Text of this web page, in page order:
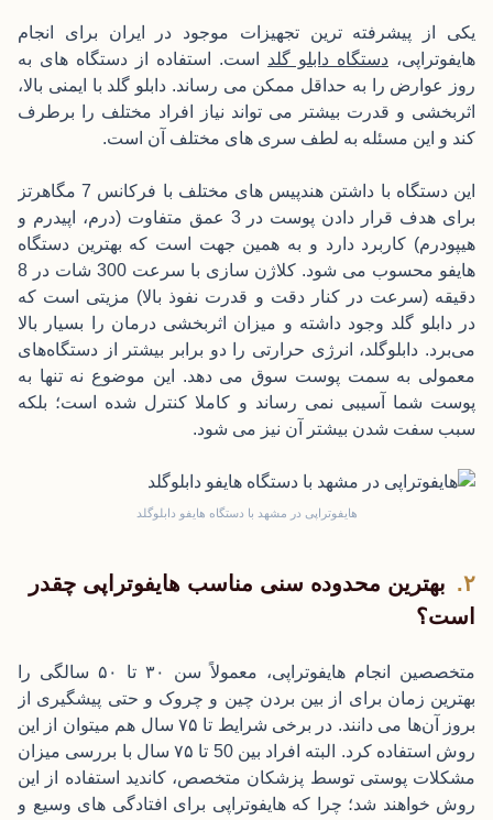
یکی از پیشرفته ترین تجهیزات موجود در ایران برای انجام
هایفوتراپی، دستگاه دابلو گلد است. استفاده از دستگاه های به
روز عوارض را به حداقل ممکن می رساند. دابلو گلد با ایمنی بالا،
اثربخشی و قدرت بیشتر می تواند نیاز افراد مختلف را برطرف
کند و این مسئله به لطف سری های مختلف آن است.
این دستگاه با داشتن هندپیس های مختلف با فرکانس 7 مگاهرتز
برای هدف قرار دادن پوست در 3 عمق متفاوت (درم، اپیدرم و
هیپودرم) کاربرد دارد و به همین جهت است که بهترین دستگاه
هایفو محسوب می شود. کلاژن سازی با سرعت 300 شات در 8
دقیقه (سرعت در کنار دقت و قدرت نفوذ بالا) مزیتی است که
در دابلو گلد وجود داشته و میزان اثربخشی درمان را بسیار بالا
می‌برد. دابلوگلد، انرژی حرارتی را دو برابر بیشتر از دستگاه‌های
معمولی به سمت پوست سوق می دهد. این موضوع نه تنها به
پوست شما آسیبی نمی رساند و کاملا کنترل شده است؛ بلکه
سبب سفت شدن بیشتر آن نیز می شود.
هایفوتراپی در مشهد با دستگاه هایفو دابلوگلد
بهترین محدوده سنی مناسب هایفوتراپی چقدر
است؟
متخصصین انجام هایفوتراپی، معمولاً سن ۳۰ تا ۵۰ سالگی را
بهترین زمان برای از بین بردن چین و چروک و حتی پیشگیری از
بروز آن‌ها می دانند. در برخی شرایط تا ۷۵ سال هم میتوان از این
روش استفاده کرد. البته افراد بین 50 تا ۷۵ سال با بررسی میزان
مشکلات پوستی توسط پزشکان متخصص، کاندید استفاده از این
روش خواهند شد؛ چرا که هایفوتراپی برای افتادگی های وسیع و